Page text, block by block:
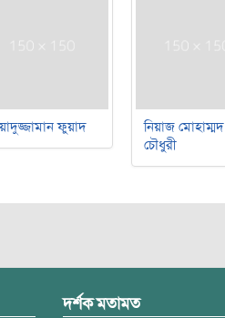
ফুয়াদ
নিয়াজ মোহাম্মদ
চৌধুরী
দর্শক মতামত